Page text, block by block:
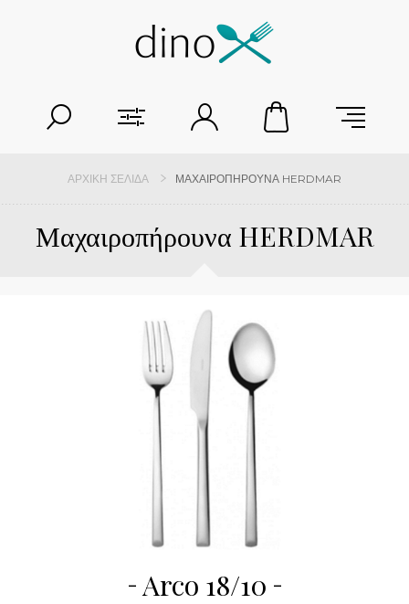
ΑΡΧΙΚΉ ΣΕΛΊΔΑ ΜΑΧΑΙΡΟΠΉΡΟΥΝΑ HERDMAR
Μαχαιροπήρουνα HERDMAR
Arco 18/10